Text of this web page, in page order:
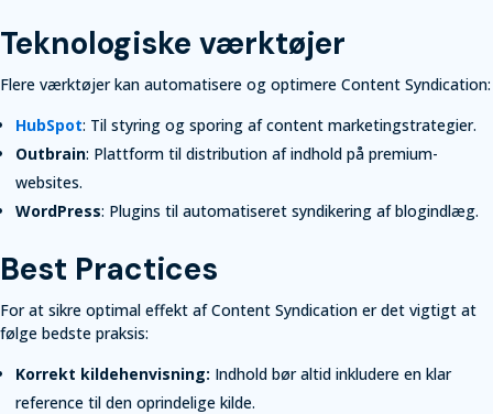
Teknologiske værktøjer
Flere værktøjer kan automatisere og optimere Content Syndication:
HubSpot: Til styring og sporing af content marketingstrategier.
Outbrain: Plattform til distribution af indhold på premium-
websites.
WordPress: Plugins til automatiseret syndikering af blogindlæg.
Best Practices
For at sikre optimal effekt af Content Syndication er det vigtigt at
følge bedste praksis:
Korrekt kildehenvisning: Indhold bør altid inkludere en klar
reference til den oprindelige kilde.